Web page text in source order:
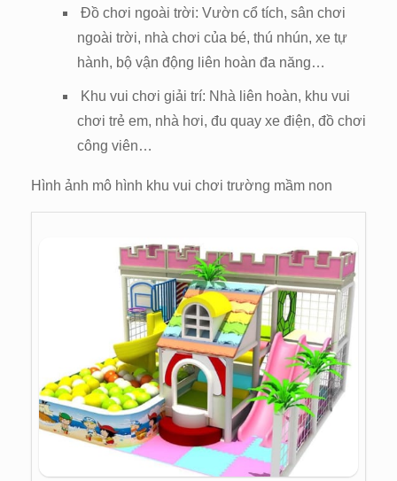
Đồ chơi ngoài trời: Vườn cổ tích, sân chơi
ngoài trời, nhà chơi của bé, thú nhún, xe tự
hành, bộ vận động liên hoàn đa năng…
Khu vui chơi giải trí: Nhà liên hoàn, khu vui
chơi trẻ em, nhà hơi, đu quay xe điện, đồ chơi
công viên…
Hình ảnh mô hình khu vui chơi trường mầm non